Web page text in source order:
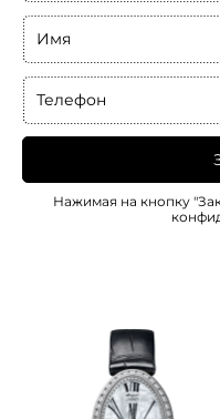
Имя
Телефон
Нажимая на кнопку